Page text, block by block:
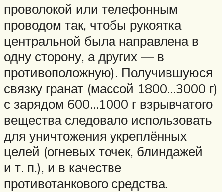
проволокой или телефонным
проводом так, чтобы рукоятка
центральной была направлена в
одну сторону, а других — в
противоположную). Получившуюся
связку гранат (массой 1800…3000 г)
с зарядом 600…1000 г взрывчатого
вещества следовало использовать
для уничтожения укреплённых
целей (огневых точек, блиндажей
и т. п.), и в качестве
противотанкового средства.